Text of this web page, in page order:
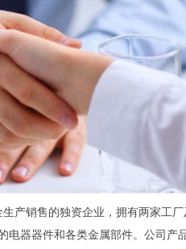
产销售的独资企业，拥有两家工
电器器件和各类金属部件。公司产